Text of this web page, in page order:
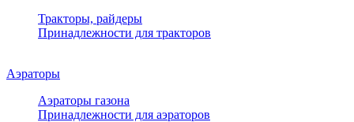
Тракторы, райдеры
Принадлежности для тракторов
Аэраторы
Аэраторы газона
Принадлежности для аэраторов